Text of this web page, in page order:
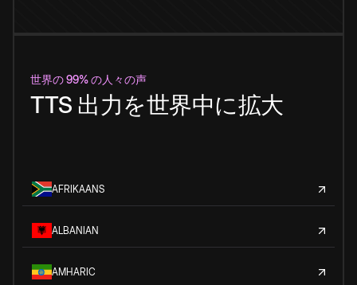
世界の 99% の人々の声
TTS 出力を世界中に拡大
AFRIKAANS
ALBANIAN
AMHARIC